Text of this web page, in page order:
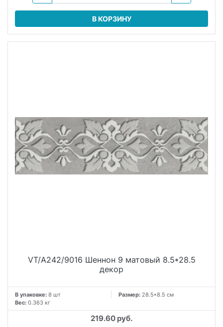
В КОРЗИНУ
VT/A242/9016 Шеннон 9 матовый 8.5*28.5
декор
В упаковке: 8 шт Размер: 28.5*8.5 см
Вес: 0.363 кг
219.60 руб.